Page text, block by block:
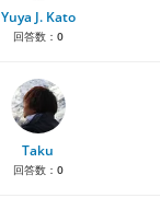
Yuya J. Kato
回答数： 0
Taku
回答数： 0